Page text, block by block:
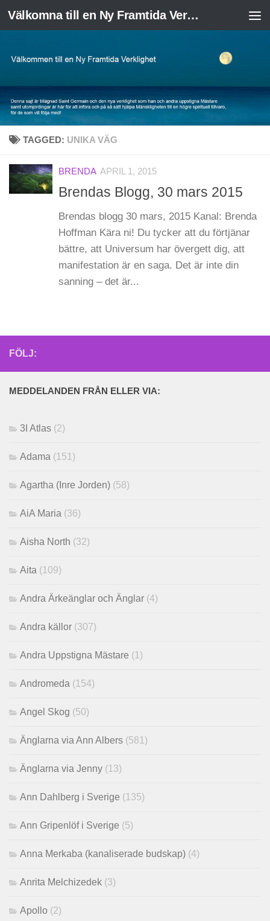
Skip to content Välkomna till en Ny Framtida Verklighet
TAGGED: UNIKA VÄG
BRENDA APRIL 1, 2015
Brendas Blogg, 30 mars 2015
Brendas blogg 30 mars, 2015 Kanal: Brenda
Hoffman Kära ni! Du tycker att du förtjänar
bättre, att Universum har övergett dig, att
manifestation är en saga. Det är inte din
sanning – det är...
FÖLJ:
MEDDELANDEN FRÅN ELLER VIA:
3I Atlas (2)
Adama (151)
Agartha (Inre Jorden) (58)
AiA Maria (36)
Aisha North (32)
Aita (109)
Andra Ärkeänglar och Änglar (4)
Andra källor (307)
Andra Uppstigna Mästare (1)
Andromeda (154)
Angel Skog (50)
Änglarna via Ann Albers (581)
Änglarna via Jenny (13)
Ann Dahlberg i Sverige (135)
Ann Gripenlöf i Sverige (5)
Anna Merkaba (kanaliserade budskap) (4)
Anrita Melchizedek (3)
Apollo (2)